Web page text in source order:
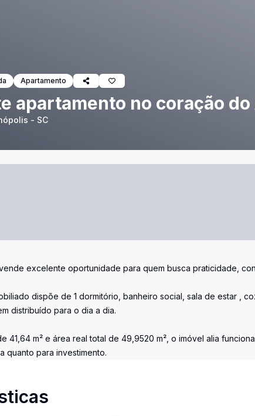
Apartamento
apartamento no coração do
- SC
excelente oportunidade para quem busca praticidade,
dispõe de 1 dormitório, banheiro social, sala de estar ,
distribuído para o dia a dia.
41,64 m² e área real total de 49,9520 m², o imóvel alia
quanto para investimento.